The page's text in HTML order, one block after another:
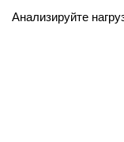
ПОДДЕРЖКА
Анализируйте